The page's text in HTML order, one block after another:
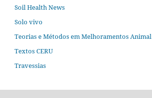
Soil Health News
Solo vivo
Teorias e Métodos em Melhoramentos Animal
Textos CERU
Travessias